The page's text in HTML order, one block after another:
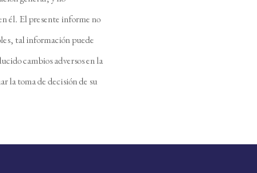
él. El presente informe no
tal información puede
cambios adversos en la
la toma de decisión de su